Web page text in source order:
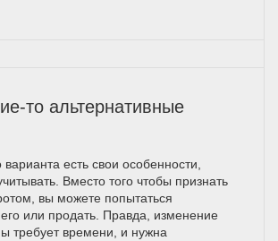
то альтернативные
есть свои особенности,
Вместо того чтобы признать
вы можете попытаться
его или продать. Правда, изменение
требует времени, и нужна